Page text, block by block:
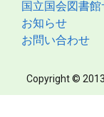
国立国会図書館
お知らせ
お問い合わせ
Copyright ©